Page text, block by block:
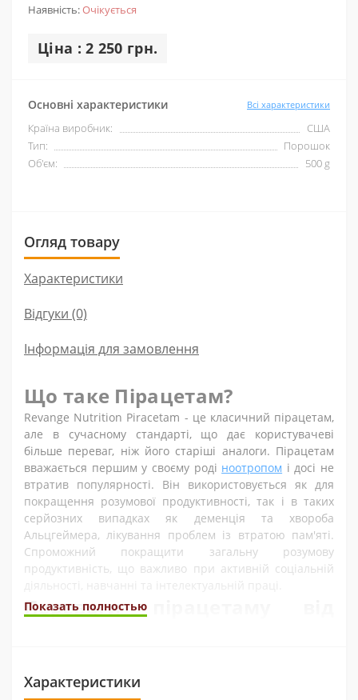
Наявність:Очікується
Ціна : 2 250 грн.
Основні характеристики Всі характеристики
Країна виробник:
США
Тип:
Порошок
Об'єм:
500 g
Огляд товару
Характеристики
Відгуки (0)
Інформація для замовлення
Що таке Пірацетам?
Revange Nutrition Piracetam - це класичний пірацетам,
але в сучасному стандарті, що дає користувачеві
більше переваг, ніж його старіші аналоги. Пірацетам
вважається першим у своєму роді ноотропом і досі не
втратив популярності. Він використовується як для
покращення розумової продуктивності, так і в таких
серйозних випадках як деменція та хвороба
Альцгеймера, лікування проблем із втратою пам'яті.
Спроможний покращити загальну розумову
продуктивність, що важливо при активній соціальній
діяльності, навчанні та інтелектуальній праці.
Переваги пірацетаму від
Дослідження, проведені до цього часу, показують, що
Показать полностью
Характеристики